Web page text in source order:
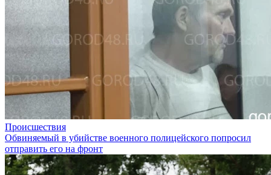
Происшествия
Обвиняемый в убийстве военного полицейского попросил
отправить его на фронт